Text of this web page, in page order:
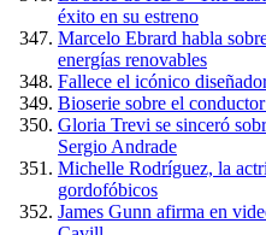
éxito en su estreno
Marcelo Ebrard habla
energías renovables
Fallece el icónico
Bioserie sobre el
Gloria Trevi se sinceró
Sergio Andrade
Michelle Rodríguez, la
gordofóbicos
James Gunn afirma en